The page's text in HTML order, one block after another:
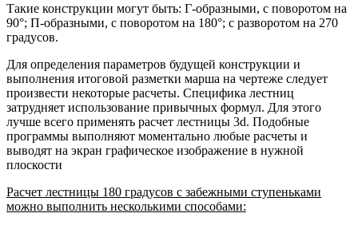
Такие конструкции могут быть: Г-образными, с поворотом на
90°; П-образными, с поворотом на 180°; с разворотом на 270
градусов.
Для определения параметров будущей конструкции и
выполнения итоговой разметки марша на чертеже следует
произвести некоторые расчеты. Специфика лестниц
затрудняет использование привычных формул. Для этого
лучше всего применять расчет лестницы 3d. Подобные
программы выполняют моментально любые расчеты и
выводят на экран графическое изображение в нужной
плоскости
Расчет лестницы 180 градусов с забежными ступеньками
можно выполнить несколькими способами: